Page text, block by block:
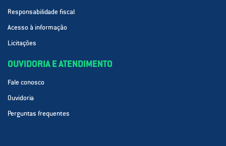
Responsabilidade fiscal
Acesso à informação
Licitações
OUVIDORIA E ATENDIMENTO
Fale conosco
Ouvidoria
Perguntas frequentes